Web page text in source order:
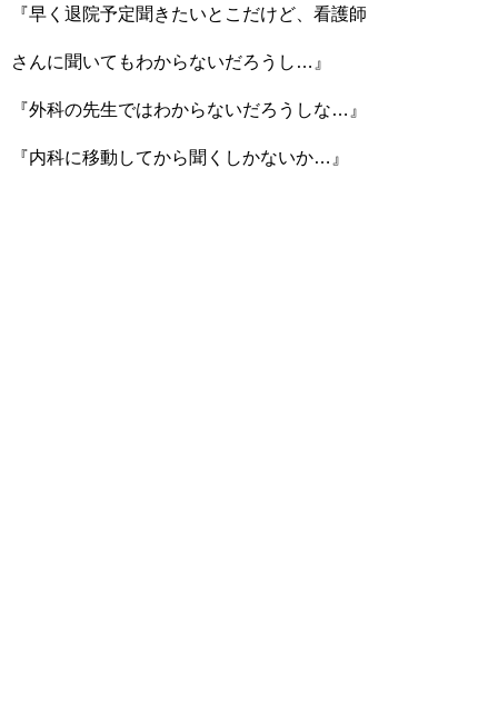
『早く退院予定聞きたいとこだけど、看護師
さんに聞いてもわからないだろうし…』
『外科の先生ではわからないだろうしな…』
『内科に移動してから聞くしかないか…』